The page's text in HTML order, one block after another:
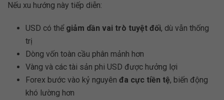
Nếu xu hướng này tiếp diễn:
USD có thể giảm dần vai trò tuyệt đối, dù vẫn thống
trị
Dòng vốn toàn cầu phân mảnh hơn
Vàng và các tài sản phi USD được hưởng lợi
Forex bước vào kỷ nguyên đa cực tiền tệ, biến động
khó lường hơn